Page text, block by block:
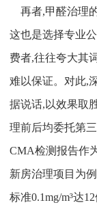
再者,甲醛治理
这也是选择专业
费者,往往夸大其
难以保证。对此,
据说话,以效果取
理前后均委托第
CMA检测报告作
新房治理项目为
标准0.1mg/m³达